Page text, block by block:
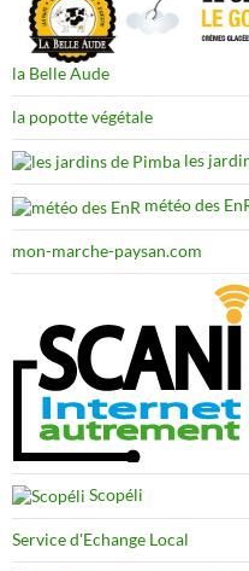
la Belle Aude
la popotte végétale
les
météo des
mon-marche-paysan.com
Scopéli
Service d'Echange Local